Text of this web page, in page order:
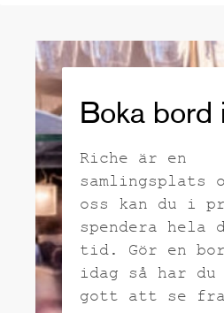
Boka bord
Riche är en
samlingsplats
oss kan du i
spendera hela
tid. Gör en
idag så har du
gott att se